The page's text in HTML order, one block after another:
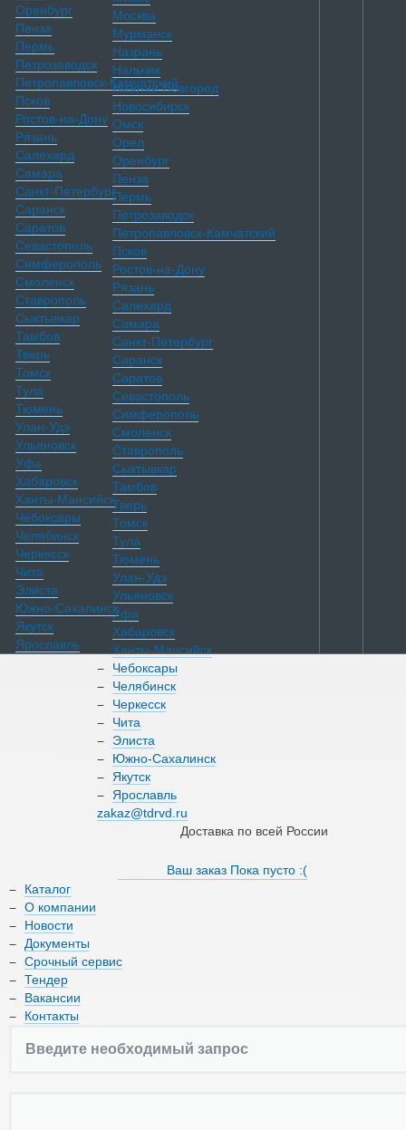
Оренбург
Пенза
Пермь
Петрозаводск
Петропавловск-Камчатский
Псков
Ростов-на-Дону
Рязань
Салехард
Самара
Санкт-Петербург
Саранск
Саратов
Севастополь
Симферополь
Смоленск
Ставрополь
Сыктывкар
Тамбов
Тверь
Томск
Тула
Тюмень
Улан-Удэ
Ульяновск
Уфа
Хабаровск
Ханты-Мансийск
Чебоксары
Челябинск
Черкесск
Чита
Элиста
Южно-Сахалинск
Якутск
Ярославль
О компании
Документы
Тендер
Вакансии
Контакты
8 (800) 550-66-17
Доставка по всей России
Москва
Мурманск
Назрань
Нальчик
Нижний Новгород
Новосибирск
Омск
Орел
Оренбург
Пенза
Пермь
Петрозаводск
Петропавловск-Камчатский
Псков
Ростов-на-Дону
Рязань
Салехард
Самара
Санкт-Петербург
Саранск
Саратов
Севастополь
Симферополь
Смоленск
Ставрополь
Сыктывкар
Тамбов
Тверь
Томск
Тула
Тюмень
Улан-Удэ
Ульяновск
Уфа
Хабаровск
Ханты-Мансийск
Чебоксары
Челябинск
Черкесск
Чита
Элиста
Южно-Сахалинск
Якутск
Ярославль
zakaz@tdrvd.ru
Доставка по всей России
Ваш заказ Пока пусто :(
Каталог
О компании
Новости
Документы
Срочный сервис
Тендер
Вакансии
Контакты